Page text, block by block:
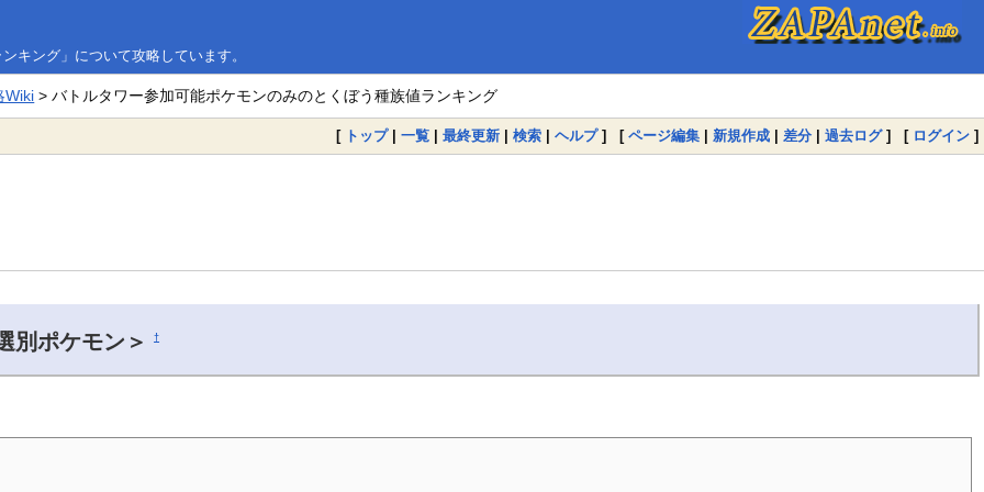
キング」について攻略しています。
Wiki > バトルタワー参加可能ポケモンのみのとくぼう種族値ランキング
[ トップ| 一覧 | 最終更新 | 検索 | ヘルプ] [ ページ編集 | 新規作成 | 差分 | 過去ログ] [ ログイン ]
別ポケモン＞†